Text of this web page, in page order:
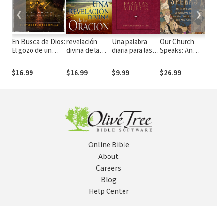
En Busca de Dios:
El gozo de un
relación personal
con Dios
$16.99
revelación
divina de la
$16.99
Una palabra
diaria para las
$9.99
Our Church
Speaks: An
Devotional of
Saints from
$26.99
❮ ❯
Online Bible
About
Careers
Blog
Help Center